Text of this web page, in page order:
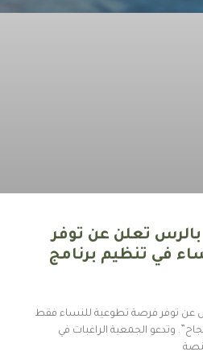
بالرس تعلن عن توفر
في تنظيم برنامج
عن توفر فرصة تطوعية للنساء فقط
وتدعو الجمعية الراغبات في